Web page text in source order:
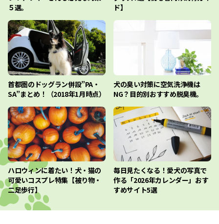
５選。
ド】
首都圏のドッグラン併設”PA・
SA”まとめ！（2018年1月時点）
犬の臭い対策に空気洗浄機は
NG？目的別おすすめ脱臭機。
ハロウィンに着たい！犬・猫の
可愛いコスプレ特集【被り物・
二足歩行】
毎日見たくなる！愛犬の写真で
作る「2026年カレンダー」おす
すめサイト5選